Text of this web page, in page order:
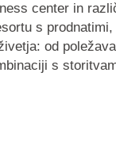
center in
s
od
s